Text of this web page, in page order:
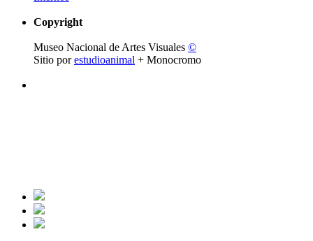
Copyright
Museo Nacional de Artes Visuales ©
Sitio porestudioanimal + Monocromo